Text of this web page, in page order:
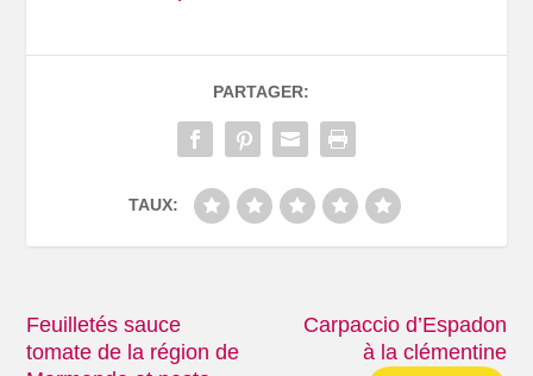
PARTAGER:
TAUX:
Feuilletés sauce
tomate de la région de
Carpaccio d’Espadon
à la clémentine